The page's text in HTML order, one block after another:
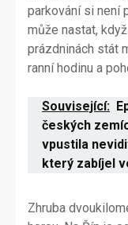
parkování si není
může nastat,
prázdninách stát
ranní hodinu a
Související:
českých
vpustila
který zabíjel
Zhruba